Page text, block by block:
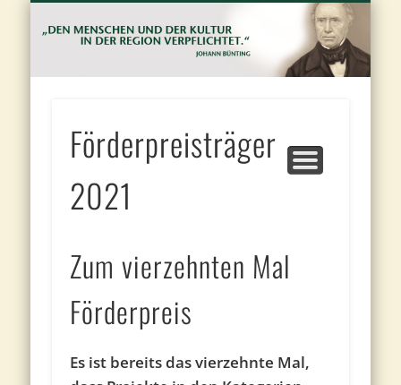
FÖRDERANTRAG UND VORSCHLAGBOGEN
Förderpreisträger
2021
Zum vierzehnten Mal
Förderpreis
Es ist bereits das vierzehnte Mal,